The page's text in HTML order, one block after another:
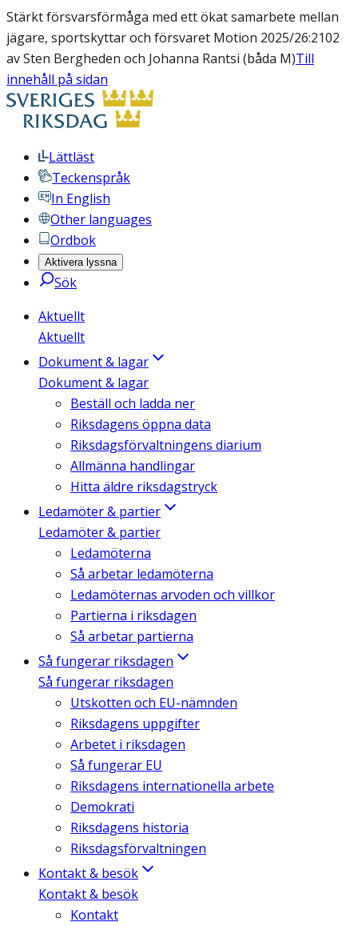
Stärkt försvarsförmåga med ett ökat samarbete mellan
jägare, sportskyttar och försvaret Motion 2025/26:2102
av Sten Bergheden och Johanna Rantsi (båda M)Till
innehåll på sidan
Lättläst
Teckenspråk
In English
Other languages
Ordbok
Aktivera lyssna
Sök
Aktuellt
Aktuellt
Dokument & lagar
Dokument & lagar
Beställ och ladda ner
Riksdagens öppna data
Riksdagsförvaltningens diarium
Allmänna handlingar
Hitta äldre riksdagstryck
Ledamöter & partier
Ledamöter & partier
Ledamöterna
Så arbetar ledamöterna
Ledamöternas arvoden och villkor
Partierna i riksdagen
Så arbetar partierna
Så fungerar riksdagen
Så fungerar riksdagen
Utskotten och EU-nämnden
Riksdagens uppgifter
Arbetet i riksdagen
Så fungerar EU
Riksdagens internationella arbete
Demokrati
Riksdagens historia
Riksdagsförvaltningen
Kontakt & besök
Kontakt & besök
Kontakt